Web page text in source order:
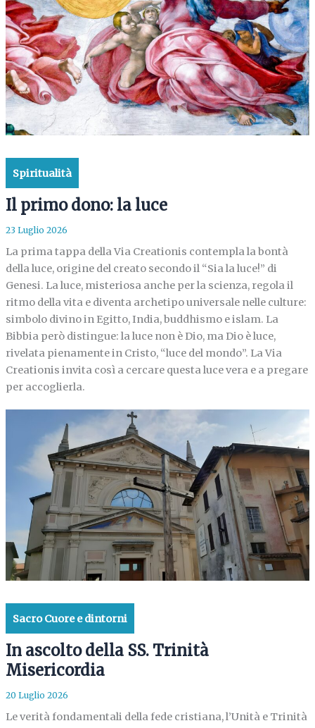
Spiritualità
Il primo dono: la luce
23 Luglio 2026
La prima tappa della Via Creationis contempla la bontà
della luce, origine del creato secondo il “Sia la luce!” di
Genesi. La luce, misteriosa anche per la scienza, regola il
ritmo della vita e diventa archetipo universale nelle culture:
simbolo divino in Egitto, India, buddhismo e islam. La
Bibbia però distingue: la luce non è Dio, ma Dio è luce,
rivelata pienamente in Cristo, “luce del mondo”. La Via
Creationis invita così a cercare questa luce vera e a pregare
per accoglierla.
Sacro Cuore e dintorni
In ascolto della SS. Trinità
Misericordia
20 Luglio 2026
Le verità fondamentali della fede cristiana, l’Unità e Trinità